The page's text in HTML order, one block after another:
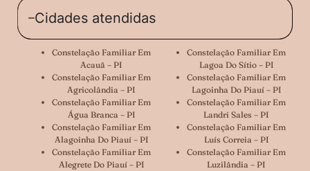
Cidades atendidas
Constelação Familiar Em
Acauã – PI
Constelação Familiar Em
Agricolândia – PI
Constelação Familiar Em
Água Branca – PI
Constelação Familiar Em
Alagoinha Do Piauí – PI
Constelação Familiar Em
Alegrete Do Piauí – PI
Constelação Familiar Em
Lagoa Do Sítio – PI
Constelação Familiar Em
Lagoinha Do Piauí – PI
Constelação Familiar Em
Landri Sales – PI
Constelação Familiar Em
Luís Correia – PI
Constelação Familiar Em
Luzilândia – PI